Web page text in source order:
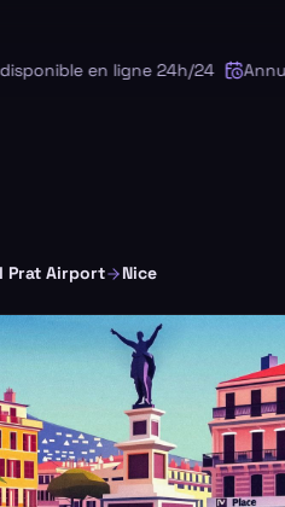
en ligne 24h/24
Prat Airport Nice